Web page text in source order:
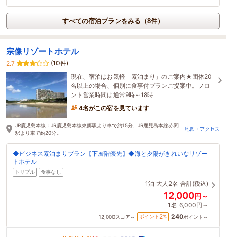
すべての宿泊プランをみる（8件）
宗像リゾートホテル
2.7
(10件)
現在、宿泊はお気軽「素泊まり」のご案内★団体20
名以上の場合、個別に食事付プランご提案中。フロ
ント営業時間は通常9時～18時
4名がこの宿を見ています
JR鹿児島本線：JR鹿児島本線東郷駅より車で約15分、JR鹿児島本線赤間
駅より車で約20分。
地図・アクセス
◆ビジネス素泊まりプラン【下層階優先】◆海と夕陽がきれいなリゾー
トホテル
トリプル 食事なし
1泊 大人2名 合計(税込)
12,000円～
1名 6,000円～
12,000スコア～ ポイント 2% 240ポイント～